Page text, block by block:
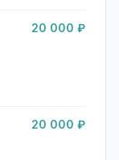
20 000 ₽
20 000 ₽